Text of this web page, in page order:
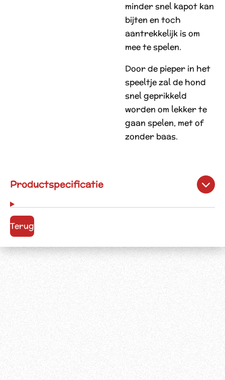
minder snel kapot kan
bijten en toch
aantrekkelijk is om
mee te spelen.
Door de pieper in het
speeltje zal de hond
snel geprikkeld
worden om lekker te
gaan spelen, met of
zonder baas.
Productspecificatie
Terug